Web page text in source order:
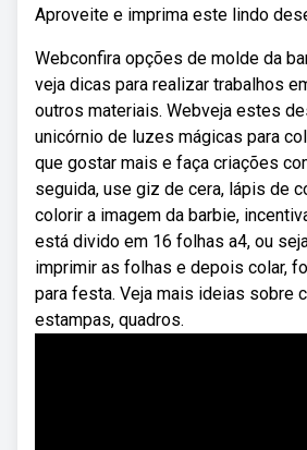
Aproveite e imprima este lindo
Webconfira opções de molde da
veja dicas para realizar trabalhos
outros materiais. Webveja estes
unicórnio de luzes mágicas para
que gostar mais e faça criações
seguida, use giz de cera, lápis de
colorir a imagem da barbie,
está divido em 16 folhas a4, ou
imprimir as folhas e depois colar,
para festa. Veja mais ideias sobre
estampas, quadros.